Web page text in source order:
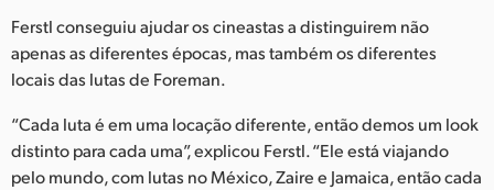
Ferstl conseguiu ajudar os cineastas a distinguirem não
apenas as diferentes épocas, mas também os diferentes
locais das lutas de Foreman.
“Cada luta é em uma locação diferente, então demos um look
distinto para cada uma”, explicou Ferstl. “Ele está viajando
pelo mundo, com lutas no México, Zaire e Jamaica, então cada